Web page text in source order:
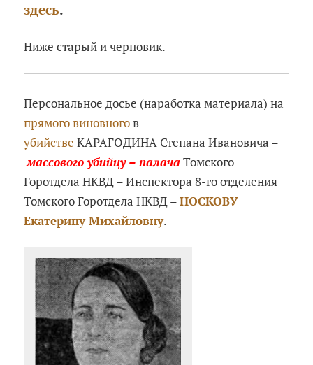
здесь.
Ниже старый и черновик.
Персональное досье (наработка материала) на
прямого виновногов
убийстве КАРАГОДИНА Степана Ивановича –
массового убийцу –палачаТомского
Горотдела НКВД – Инспектора 8-го отделения
Томского Горотдела НКВД –НОСКОВУ
Екатерину Михайловну.